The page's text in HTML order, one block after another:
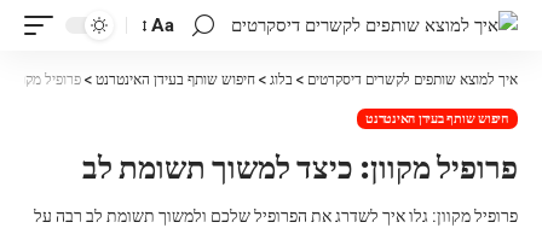
Aa
איך למוצא שותפים לקשרים דיסקרטים> בלוג> חיפוש שותף בעידן האינטרנט > פרופיל מקוון:
חיפוש שותף בעידן האינטרנט
פרופיל מקוון: כיצד למשוך תשומת לב
פרופיל מקוון: גלו איך לשדרג את הפרופיל שלכם ולמשוך תשומת לב רבה על